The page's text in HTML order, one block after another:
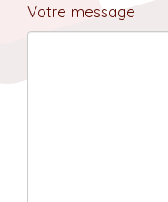
Votre message